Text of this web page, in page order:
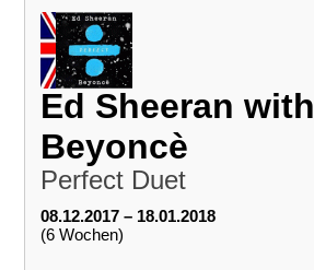
Ed Sheeran with
Beyoncè
Perfect Duet
08.12.2017 – 18.01.2018
(6 Wochen)